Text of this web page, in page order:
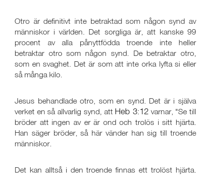
Otro är definitivt inte betraktad som någon synd av
människor i världen. Det sorgliga är, att kanske 99
procent av alla pånyttfödda troende inte heller
betraktar otro som någon synd. De betraktar otro,
som en svaghet. Det är som att inte orka lyfta si eller
så många kilo.
Jesus behandlade otro, som en synd. Det är i själva
verket en så allvarlig synd, att Heb 3:12varnar, "Se till
bröder att ingen av er är ond och trolös i sitt hjärta.
Han säger bröder, så här vänder han sig till troende
människor.
Det kan alltså i den troende finnas ett trolöst hjärta.